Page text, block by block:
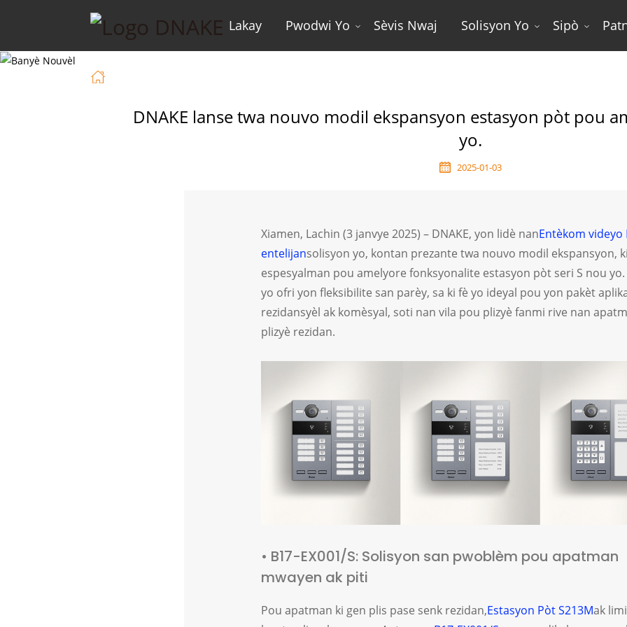
Lakay Pwodwi Yo Sèvis Nwaj Solisyon Yo Sipò
DNAKE lanse twa nouvo modil ekspansyon estasyon pòt pou
yo.
2025-01-03
Xiamen, Lachin (3 janvye 2025) – DNAKE, yon lidè nanEntèkom videyo
entelijansolisyon yo, kontan prezante twa nouvo modil ekspansyon,
espesyalman pou amelyore fonksyonalite estasyon pòt seri S nou
yo ofri yon fleksibilite san parèy, sa ki fè yo ideyal pou yon pakèt
rezidansyèl ak komèsyal, soti nan vila pou plizyè fanmi rive nan
plizyè rezidan.
• B17-EX001/S: Solisyon san pwoblèm pou apatman
mwayen ak piti
Pou apatman ki gen plis pase senk rezidan,Estasyon Pòt S213Mak